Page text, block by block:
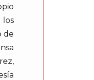
los
de